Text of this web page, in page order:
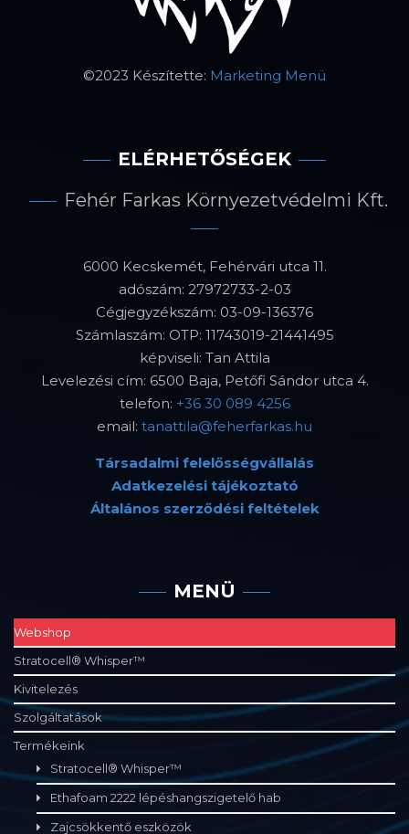
©2023 Készítette: Marketing Menü
ELÉRHETŐSÉGEK
Fehér Farkas Környezetvédelmi Kft.
6000 Kecskemét, Fehérvári utca 11.
adószám: 27972733-2-03
Cégjegyzékszám: 03-09-136376
Számlaszám: OTP: 11743019-21441495
képviseli: Tan Attila
Levelezési cím: 6500 Baja, Petőfi Sándor utca 4.
telefon: +36 30 089 4256
email: tanattila@feherfarkas.hu
Társadalmi felelősségvállalás
Adatkezelési tájékoztató
Általános szerződési feltételek
MENÜ
Webshop
Stratocell® Whisper™
Kivitelezés
Szolgáltatások
Termékeink
Stratocell® Whisper™
Ethafoam 2222 lépéshangszigetelő hab
Zajcsökkentő eszközök